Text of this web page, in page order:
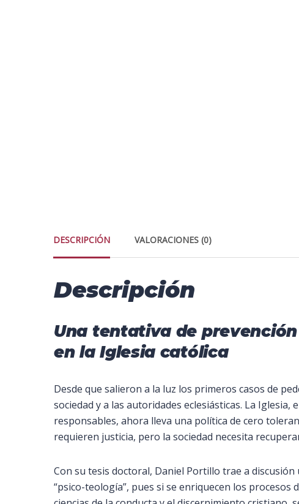
DESCRIPCIÓN VALORACIONES (0)
Descripción
Una tentativa de
en la Iglesia católica
Desde que salieron a la luz los primeros casos de
sociedad y a las autoridades eclesiásticas. La
responsables, ahora lleva una política de cero
requieren justicia, pero la sociedad necesita
Con su tesis doctoral, Daniel Portillo trae a
“psico-teología”, pues si se enriquecen los procesos